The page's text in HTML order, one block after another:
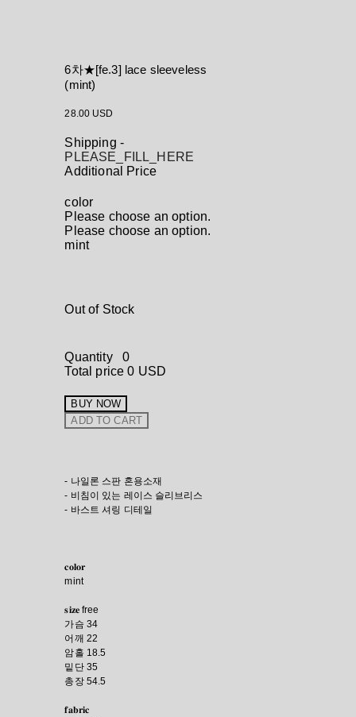
6차★[fe.3] lace sleeveless
(mint)
28.00 USD
Shipping -
PLEASE_FILL_HERE
Additional Price
color
Please choose an option.
Please choose an option.
mint
Out of Stock
Quantity
0
Total price 0 USD
BUY NOW
ADD TO CART
- 나일론 스판 혼용소재
- 비침이 있는 레이스 슬리브리스
- 바스트 셔링 디테일
𝐜𝐨𝐥𝐨𝐫
mint
𝐬𝐢𝐳𝐞 free
가슴 34
어깨 22
암홀 18.5
밑단 35
총장 54.5
𝐟𝐚𝐛𝐫𝐢𝐜